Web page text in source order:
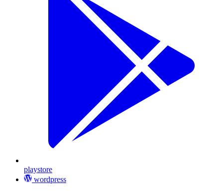
playstore
wordpress